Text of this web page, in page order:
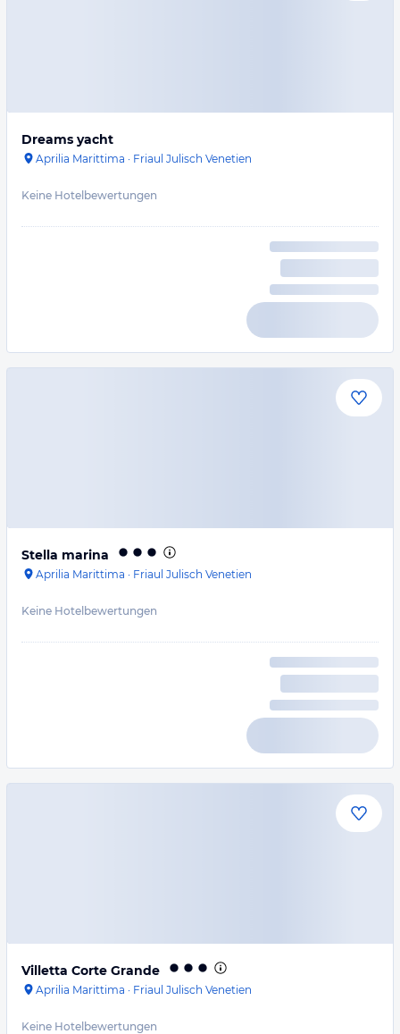
Dreams yacht
Aprilia Marittima · Friaul Julisch Venetien
Keine Hotelbewertungen
Stella marina
Aprilia Marittima · Friaul Julisch Venetien
Keine Hotelbewertungen
Villetta Corte Grande
Aprilia Marittima · Friaul Julisch Venetien
Keine Hotelbewertungen